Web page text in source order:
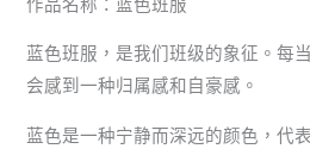
作品名称：蓝色班服
蓝色班服，是我们班级的象征。每
会感到一种归属感和自豪感。
蓝色是一种宁静而深远的颜色，代